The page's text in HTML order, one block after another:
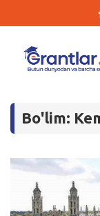
Tanlovlar
Kurslar
Blog
Bo'lim: